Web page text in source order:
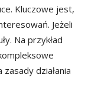
Kluczowe jest,
Jeżeli
Na przykład
działania